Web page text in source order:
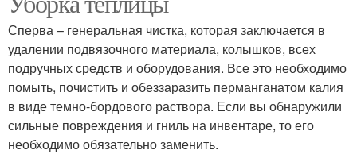
Сперва – генеральная чистка, которая заключается в
удалении подвязочного материала, колышков, всех
подручных средств и оборудования. Все это необходимо
помыть, почистить и обеззаразить перманганатом калия
в виде темно-бордового раствора. Если вы обнаружили
сильные повреждения и гниль на инвентаре, то его
необходимо обязательно заменить.